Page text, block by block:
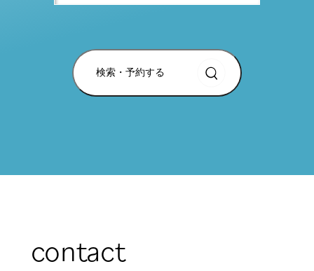
検索・予約する
contact